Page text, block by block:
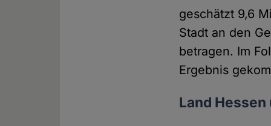
geschätzt 9,6
Stadt an den
betragen. Im
Ergebnis
Land